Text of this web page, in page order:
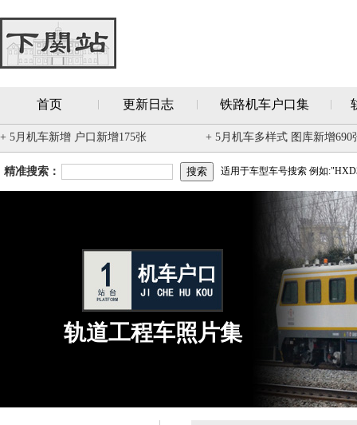
首页 更新日志 铁路机车户口集
+ 5月机车新增 户口新增175张 + 5月机车多样式 图库新增690
精准搜索： 适用于车型车号搜索 例如
轨道工程车照片集